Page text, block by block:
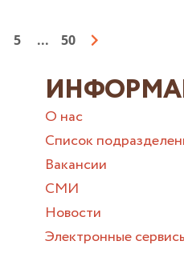
5 ... 50
О нас
Список
Вакансии
СМИ
Новости
Электронные